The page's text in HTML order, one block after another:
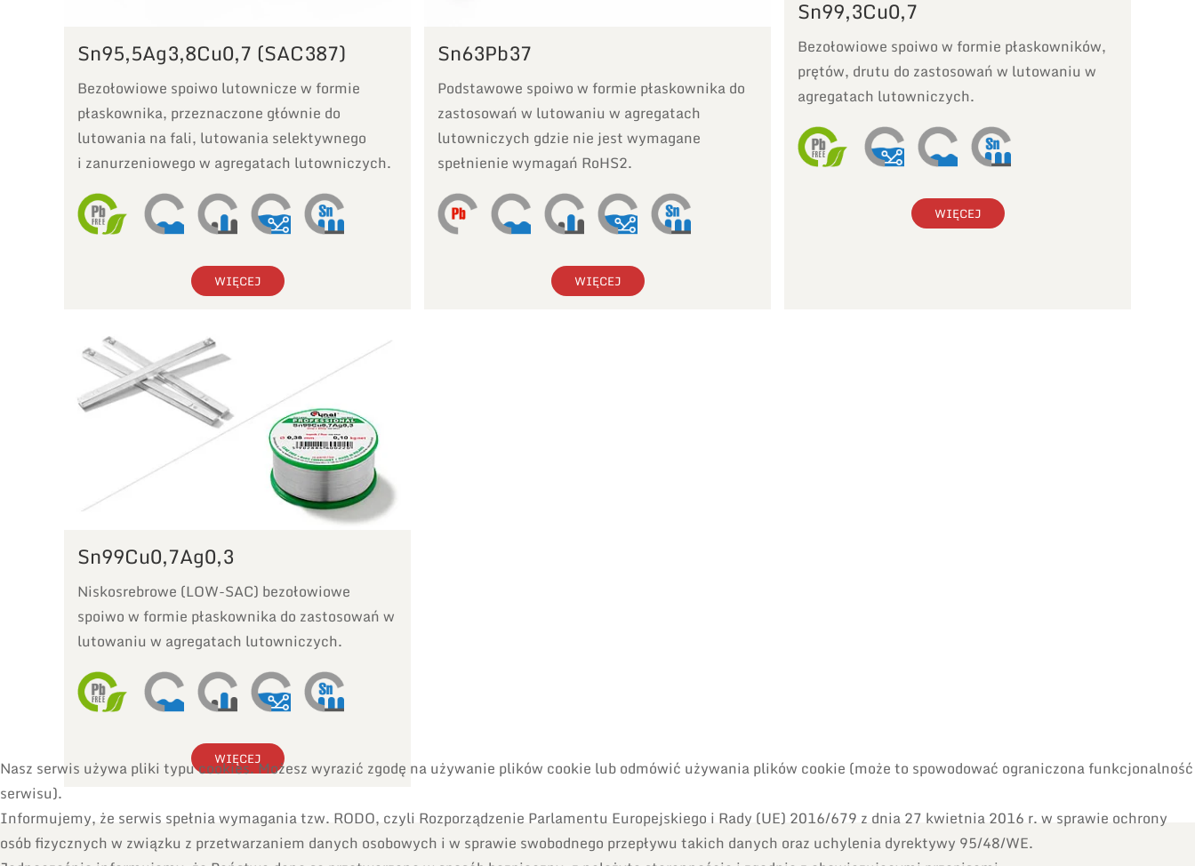
Sn95,5Ag3,8Cu0,7 (SAC387)
Bezołowiowe spoiwo lutownicze w formie
płaskownika, przeznaczone głównie do
lutowania na fali, lutowania selektywnego
i zanurzeniowego w agregatach lutowniczych.
WIĘCEJ
Sn63Pb37
Podstawowe spoiwo w formie płaskownika do
zastosowań w lutowaniu w agregatach
lutowniczych gdzie nie jest wymagane
spełnienie wymagań RoHS2.
WIĘCEJ
Sn99,3Cu0,7
Bezołowiowe spoiwo w formie płaskowników,
prętów, drutu do zastosowań w lutowaniu w
agregatach lutowniczych.
WIĘCEJ
Sn99Cu0,7Ag0,3
Niskosrebrowe (LOW-SAC) bezołowiowe
spoiwo w formie płaskownika do zastosowań w
lutowaniu w agregatach lutowniczych.
WIĘCEJ
Nasz serwis używa pliki typu cookies. Możesz wyrazić zgodę na używanie plików cookie lub odmówić używania plików cookie (może to spowodować ograniczona funkcjonalność
serwisu).
Informujemy, że serwis spełnia wymagania tzw. RODO, czyli Rozporządzenie Parlamentu Europejskiego i Rady (UE) 2016/679 z dnia 27 kwietnia 2016 r. w sprawie ochrony
osób fizycznych w związku z przetwarzaniem danych osobowych i w sprawie swobodnego przepływu takich danych oraz uchylenia dyrektywy 95/48/WE.